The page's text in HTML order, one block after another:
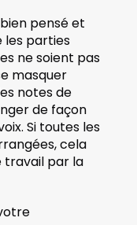
pensé et
les parties
ne soient pas
masquer
notes de
de façon
Si toutes les
cela
travail par la